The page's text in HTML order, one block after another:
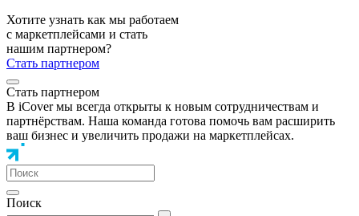
Хотите узнать как мы работаем
с маркетплейсами и стать
нашим партнером?
Стать партнером
Стать партнером
В iCover мы всегда открыты к новым сотрудничествам и
партнёрствам. Наша команда готова помочь вам расширить
ваш бизнес и увеличить продажи на маркетплейсах.
Поиск